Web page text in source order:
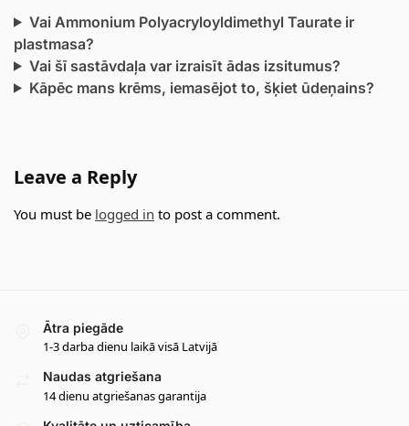
Vai Ammonium Polyacryloyldimethyl Taurate ir
plastmasa?
Vai šī sastāvdaļa var izraisīt ādas izsitumus?
Kāpēc mans krēms, iemasējot to, šķiet ūdeņains?
Leave a Reply
You must be logged in to post a comment.
Ātra piegāde
1-3 darba dienu laikā visā Latvijā
Naudas atgriešana
14 dienu atgriešanas garantija